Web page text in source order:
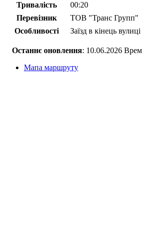
Тривалість 00:20
Перевізник
ТОВ "Транс Групп"
Особливості
Заїзд в кінець
Останнє оновлення: 10.06.2026
Мапа маршруту